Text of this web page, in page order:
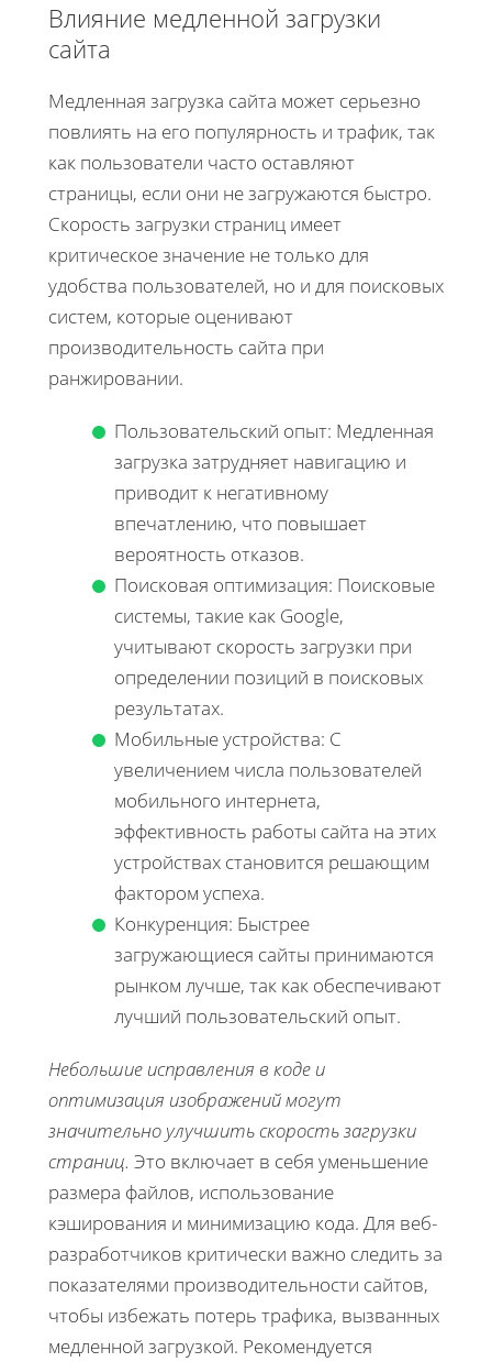
Влияние медленной загрузки
сайта
Медленная загрузка сайта может серьезно
повлиять на его популярность и трафик, так
как пользователи часто оставляют
страницы, если они не загружаются быстро.
Скорость загрузки страниц имеет
критическое значение не только для
удобства пользователей, но и для поисковых
систем, которые оценивают
производительность сайта при
ранжировании.
Пользовательский опыт: Медленная
загрузка затрудняет навигацию и
приводит к негативному
впечатлению, что повышает
вероятность отказов.
Поисковая оптимизация: Поисковые
системы, такие как Google,
учитывают скорость загрузки при
определении позиций в поисковых
результатах.
Мобильные устройства: С
увеличением числа пользователей
мобильного интернета,
эффективность работы сайта на этих
устройствах становится решающим
фактором успеха.
Конкуренция: Быстрее
загружающиеся сайты принимаются
рынком лучше, так как обеспечивают
лучший пользовательский опыт.
Небольшие исправления в коде и
оптимизация изображений могут
значительно улучшить скорость загрузки
страниц. Это включает в себя уменьшение
размера файлов, использование
кэширования и минимизацию кода. Для веб-
разработчиков критически важно следить за
показателями производительности сайтов,
чтобы избежать потерь трафика, вызванных
медленной загрузкой. Рекомендуется